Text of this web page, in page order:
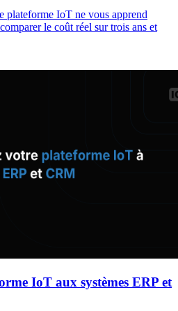
plateforme IoT ne vous apprend
le coût réel sur trois ans et
IoT aux systèmes ERP et